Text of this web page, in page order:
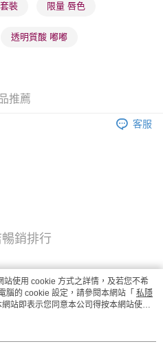
發貨後2-5個工作天到店，3天內
重寄
裝 限量 唇色
透明質酸 嘟嘟
推薦
客服
銷排行
使用 cookie 方式之詳情，及若您不希
腦的 cookie 設定，請參閱本網站「 私隱
站即表示您同意本公司得按本網站使用